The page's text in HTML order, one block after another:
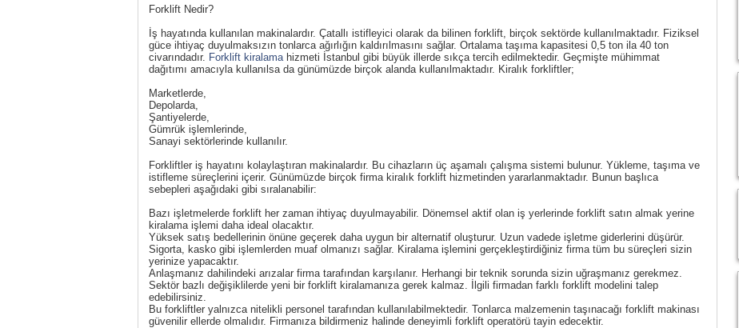
Forklift Nedir?
İş hayatında kullanılan makinalardır. Çatallı istifleyici olarak da bilinen forklift, birçok sektörde kullanılmaktadır. Fiziksel
güce ihtiyaç duyulmaksızın tonlarca ağırlığın kaldırılmasını sağlar. Ortalama taşıma kapasitesi 0,5 ton ila 40 ton
civarındadır. Forklift kiralama hizmeti İstanbul gibi büyük illerde sıkça tercih edilmektedir. Geçmişte mühimmat
dağıtımı amacıyla kullanılsa da günümüzde birçok alanda kullanılmaktadır. Kiralık forkliftler;
Marketlerde,
Depolarda,
Şantiyelerde,
Gümrük işlemlerinde,
Sanayi sektörlerinde kullanılır.
Forkliftler iş hayatını kolaylaştıran makinalardır. Bu cihazların üç aşamalı çalışma sistemi bulunur. Yükleme, taşıma ve
istifleme süreçlerini içerir. Günümüzde birçok firma kiralık forklift hizmetinden yararlanmaktadır. Bunun başlıca
sebepleri aşağıdaki gibi sıralanabilir:
Bazı işletmelerde forklift her zaman ihtiyaç duyulmayabilir. Dönemsel aktif olan iş yerlerinde forklift satın almak yerine
kiralama işlemi daha ideal olacaktır.
Yüksek satış bedellerinin önüne geçerek daha uygun bir alternatif oluşturur. Uzun vadede işletme giderlerini düşürür.
Sigorta, kasko gibi işlemlerden muaf olmanızı sağlar. Kiralama işlemini gerçekleştirdiğiniz firma tüm bu süreçleri sizin
yerinize yapacaktır.
Anlaşmanız dahilindeki arızalar firma tarafından karşılanır. Herhangi bir teknik sorunda sizin uğraşmanız gerekmez.
Sektör bazlı değişiklilerde yeni bir forklift kiralamanıza gerek kalmaz. İlgili firmadan farklı forklift modelini talep
edebilirsiniz.
Bu forkliftler yalnızca nitelikli personel tarafından kullanılabilmektedir. Tonlarca malzemenin taşınacağı forklift makinası
güvenilir ellerde olmalıdır. Firmanıza bildirmeniz halinde deneyimli forklift operatörü tayin edecektir.